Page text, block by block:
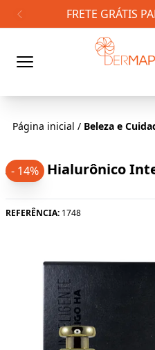
FRETE GRÁTIS
Página inicial / Beleza e
Ácido Hialurônico
REFERÊNCIA: 1748
- 14%